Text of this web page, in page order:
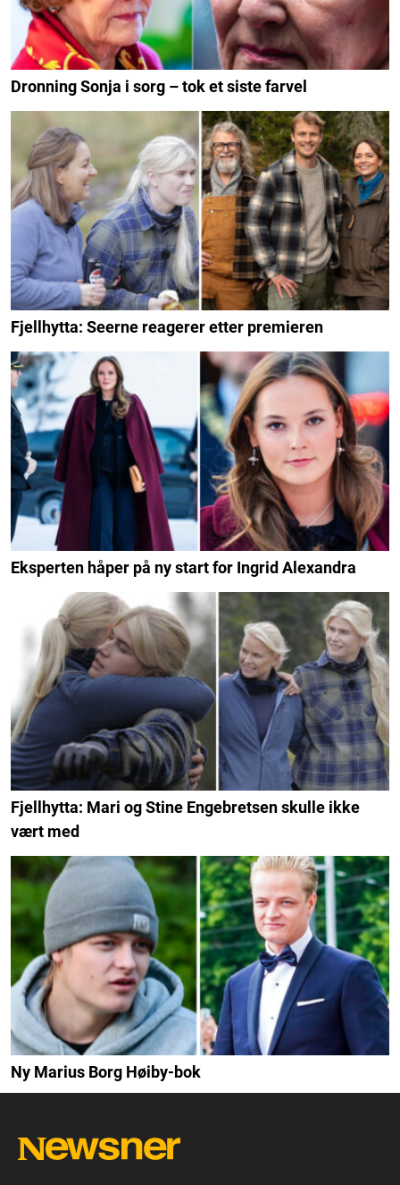
Dronning Sonja i sorg – tok et siste farvel
Fjellhytta: Seerne reagerer etter premieren
Eksperten håper på ny start for Ingrid Alexandra
Fjellhytta: Mari og Stine Engebretsen skulle ikke
vært med
Ny Marius Borg Høiby-bok